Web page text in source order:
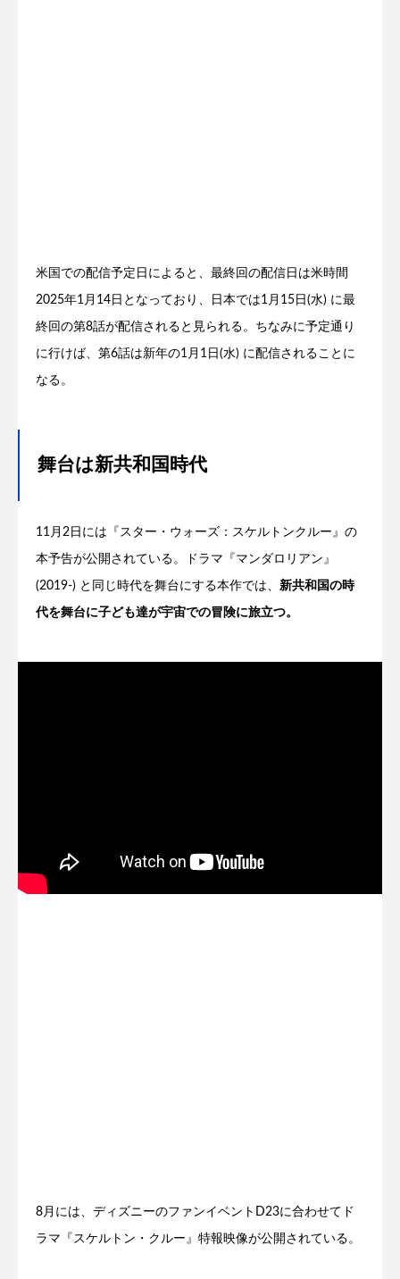
米国での配信予定日によると、最終回の配信日は米時間
2025年1月14日となっており、日本では1月15日(水) に最
終回の第8話が配信されると見られる。ちなみに予定通り
に行けば、第6話は新年の1月1日(水) に配信されることに
なる。
舞台は新共和国時代
11月2日には『スター・ウォーズ：スケルトンクルー』の
本予告が公開されている。ドラマ『マンダロリアン』
(2019-) と同じ時代を舞台にする本作では、 新共和国の時
代を舞台に子ども達が宇宙での冒険に旅立つ。
8月には、ディズニーのファンイベントD23に合わせてド
ラマ『スケルトン・クルー』特報映像が公開されている。